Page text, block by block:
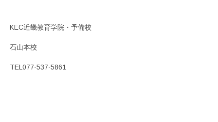
KEC近畿教育学院・予備校
石山本校
TEL077-537-5861